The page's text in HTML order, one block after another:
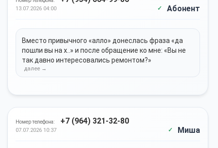
13.07.2026 04:00 Абонент
Вместо привычного «алло» донеслась фраза «да
пошли вы на х..» и после обращение ко мне: «Вы не
так давно интересовались ремонтом?»
Номер телефона: +7 (964) 321-32-80
07.07.2026 10:37 Миша